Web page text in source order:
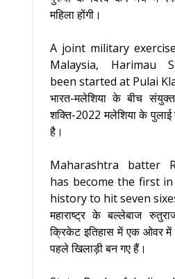
महिला होंगी।
A joint military
Malaysia, Harimau
been started at Pulai
भारत-मलेशिया के बीच
शक्ति-2022 मलेशिया के
है।
Maharashtra batter
has become the first
history to hit seven
महाराष्ट्र के बल्लेबाज
क्रिकेट इतिहास में एक ओवर
पहले खिलाड़ी बन गए हैं।